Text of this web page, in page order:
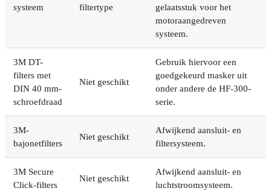
systeem
filtertype
gelaatsstuk voor het
motoraangedreven
systeem.
3M DT-
filters met
DIN 40 mm-
schroefdraad
Niet geschikt
Gebruik hiervoor een
goedgekeurd masker uit
onder andere de HF-300-
serie.
3M-
bajonetfilters
Niet geschikt
Afwijkend aansluit- en
filtersysteem.
3M Secure
Click-filters
Niet geschikt
Afwijkend aansluit- en
luchtstroomsysteem.